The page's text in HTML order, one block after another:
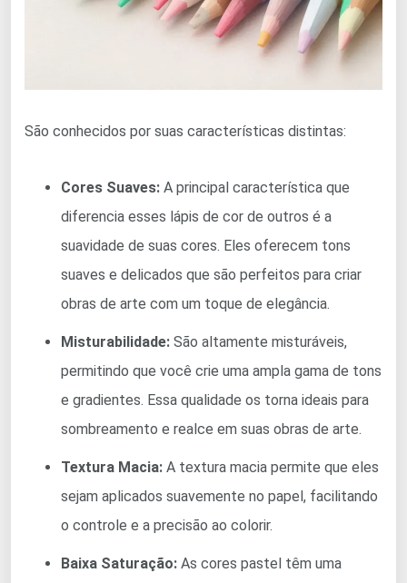
São conhecidos por suas características distintas:
Cores Suaves: A principal característica que
diferencia esses lápis de cor de outros é a
suavidade de suas cores. Eles oferecem tons
suaves e delicados que são perfeitos para criar
obras de arte com um toque de elegância.
Misturabilidade: São altamente misturáveis,
permitindo que você crie uma ampla gama de tons
e gradientes. Essa qualidade os torna ideais para
sombreamento e realce em suas obras de arte.
Textura Macia: A textura macia permite que eles
sejam aplicados suavemente no papel, facilitando
o controle e a precisão ao colorir.
Baixa Saturação: As cores pastel têm uma